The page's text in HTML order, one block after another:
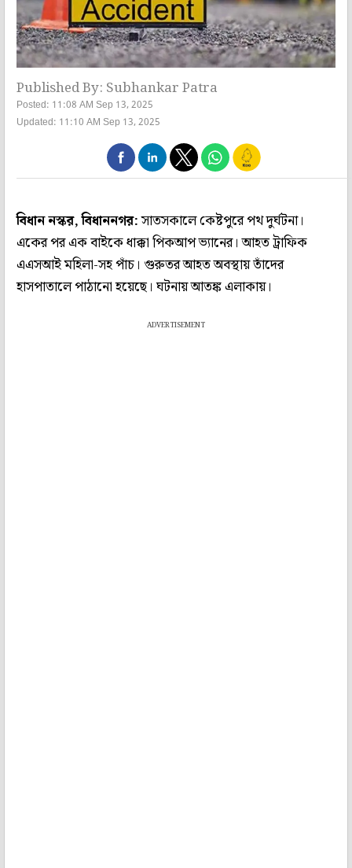
Published By: Subhankar Patra
Posted: 11:08 AM Sep 13, 2025
Updated: 11:10 AM Sep 13, 2025
বিধান নস্কর, বিধাননগর:সাতসকালে কেষ্টপুরে পথ দুর্ঘটনা।
একের পর এক বাইকে ধাক্কা পিকআপ ভ্যানের। আহত ট্রাফিক
এএসআই মহিলা-সহ পাঁচ। গুরুতর আহত অবস্থায় তাঁদের
হাসপাতালে পাঠানো হয়েছে। ঘটনায় আতঙ্ক এলাকায়।
ADVERTISEMENT